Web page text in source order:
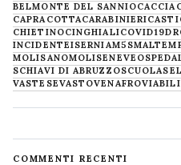
BELMONTE DEL SANNIOCACCIA
CAPRACOTTACARABINIERI
CHIETINOCINGHIALICOVID19
INCIDENTEISERNIAM5S
MOLISANOMOLISENEVE
SCHIAVI DI ABRUZZOSCUOLA
VASTESEVASTOVENAFRO
COMMENTI RECENTI